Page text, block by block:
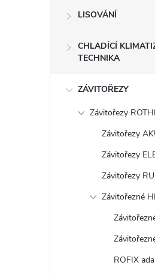
LISOVÁNÍ
CHLADÍCÍ
TECHNIKA
ZÁVITOŘEZY
Závitořezy
Závitořezy
Závitořezy
Závitořezy
Závitořezné
ROFIX